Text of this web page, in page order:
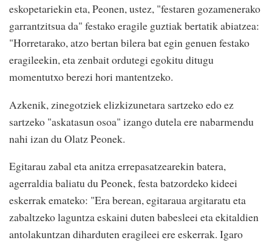
eskopetariekin eta, Peonen, ustez, "festaren gozamenerako
garrantzitsua da" festako eragile guztiak bertatik abiatzea:
"Horretarako, atzo bertan bilera bat egin genuen festako
eragileekin, eta zenbait ordutegi egokitu ditugu
momentutxo berezi hori mantentzeko.
Azkenik, zinegotziek elizkizunetara sartzeko edo ez
sartzeko "askatasun osoa" izango dutela ere nabarmendu
nahi izan du Olatz Peonek.
Egitarau zabal eta anitza errepasatzearekin batera,
agerraldia baliatu du Peonek, festa batzordeko kideei
eskerrak emateko: "Era berean, egitaraua argitaratu eta
zabaltzeko laguntza eskaini duten babesleei eta ekitaldien
antolakuntzan diharduten eragileei ere eskerrak. Igaro